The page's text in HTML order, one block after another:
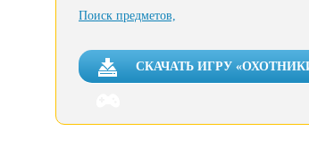
Поиск предметов,
СКАЧАТЬ ИГРУ